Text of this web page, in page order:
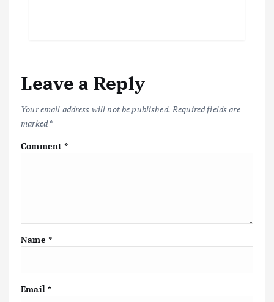
Leave a Reply
Your email address will not be published. Required fields are
marked*
Comment*
Name *
Email *